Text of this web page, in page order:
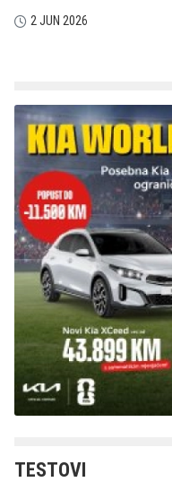
2 JUN 2026
TESTOVI